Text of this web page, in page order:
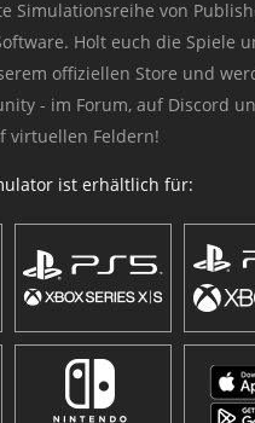
Simulationsreihe von
Holt euch die Spiele
offiziellen Store und
- im Forum, auf Discord
virtuellen Feldern!
ist erhältlich für: